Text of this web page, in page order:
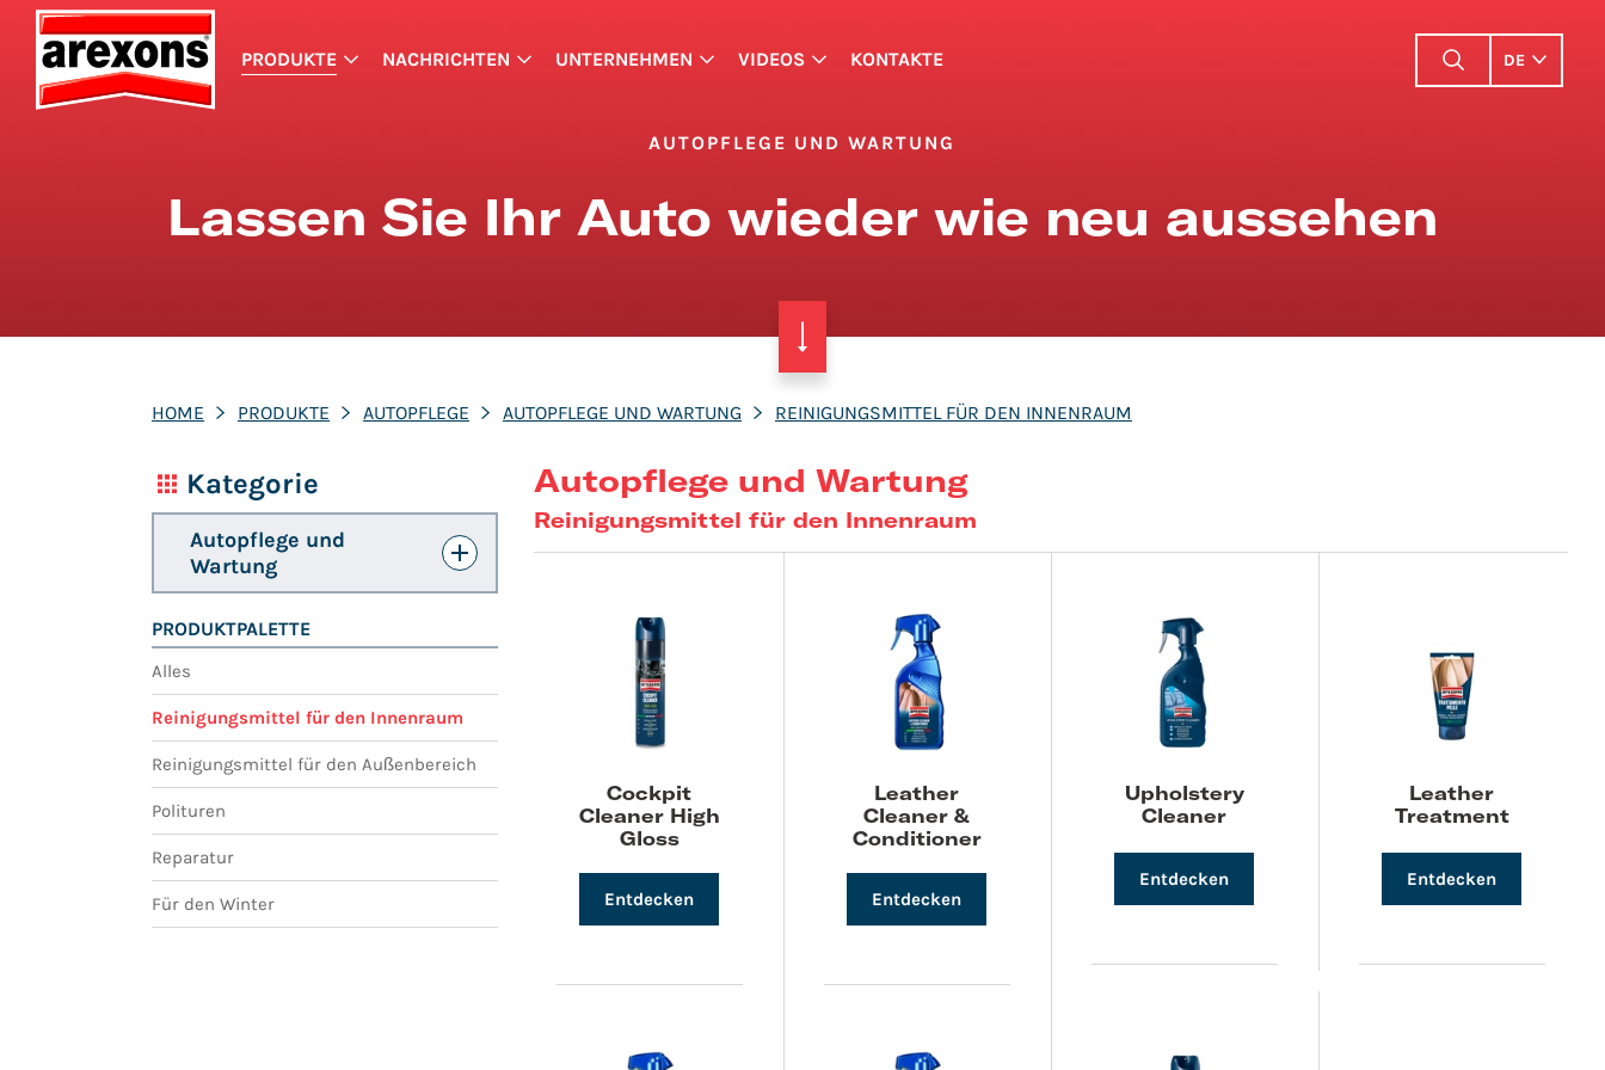
PRODUKTE NACHRICHTEN UNTERNEHMEN VIDEOS KONTAKTE DE
AUTOPFLEGE UND WARTUNG
Lassen Sie Ihr Auto wieder wie neu aussehen
HOME PRODUKTE AUTOPFLEGE AUTOPFLEGE UND WARTUNG REINIGUNGSMITTEL FÜR DEN INNENRAUM
Kategorie
Autopflege und
Wartung
PRODUKTPALETTE
Alles
Reinigungsmittel für den Innenraum
Reinigungsmittel für den Außenbereich
Polituren
Reparatur
Für den Winter
Autopflege und Wartung
Reinigungsmittel für den Innenraum
Cockpit
Cleaner High
Gloss
Entdecken
Leather
Cleaner &
Conditioner
Entdecken
Upholstery
Cleaner
Entdecken
Leather
Treatment
Entdecken